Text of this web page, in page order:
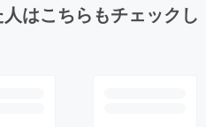
はこちらもチェックし